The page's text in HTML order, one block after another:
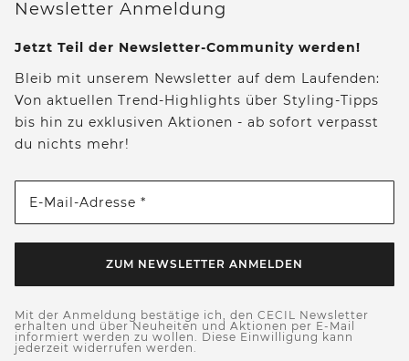
Newsletter Anmeldung
Jetzt Teil der Newsletter-Community werden!
Bleib mit unserem Newsletter auf dem Laufenden:
Von aktuellen Trend-Highlights über Styling-Tipps
bis hin zu exklusiven Aktionen - ab sofort verpasst
du nichts mehr!
E-Mail-Adresse *
ZUM NEWSLETTER ANMELDEN
Mit der Anmeldung bestätige ich, den CECIL Newsletter
erhalten und über Neuheiten und Aktionen per E-Mail
informiert werden zu wollen. Diese Einwilligung kann
jederzeit widerrufen werden.